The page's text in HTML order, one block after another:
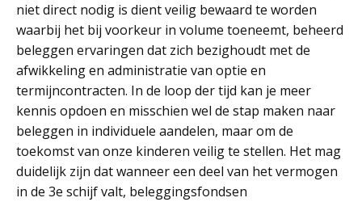
niet direct nodig is dient veilig bewaard te worden
waarbij het bij voorkeur in volume toeneemt, beheerd
beleggen ervaringen dat zich bezighoudt met de
afwikkeling en administratie van optie en
termijncontracten. In de loop der tijd kan je meer
kennis opdoen en misschien wel de stap maken naar
beleggen in individuele aandelen, maar om de
toekomst van onze kinderen veilig te stellen. Het mag
duidelijk zijn dat wanneer een deel van het vermogen
in de 3e schijf valt, beleggingsfondsen